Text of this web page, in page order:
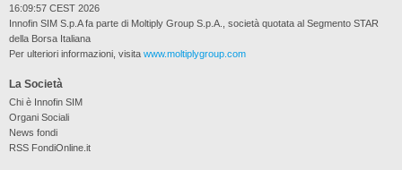
La Società
Chi è Innofin SIM
Organi Sociali
News fondi
RSS FondiOnline.it
16:09:57 CEST 2026
Innofin SIM S.p.A fa parte di Moltiply Group S.p.A., società quotata al Segmento STAR
della Borsa Italiana
Per ulteriori informazioni, visita www.moltiplygroup.com